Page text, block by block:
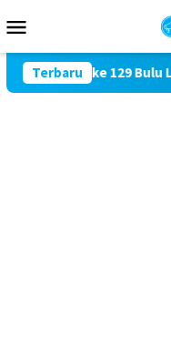
ke
Mobile
Terbaru
ke 129 Bulu Lor